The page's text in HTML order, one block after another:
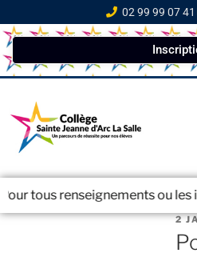
02 99 99 07 41
ou les
2